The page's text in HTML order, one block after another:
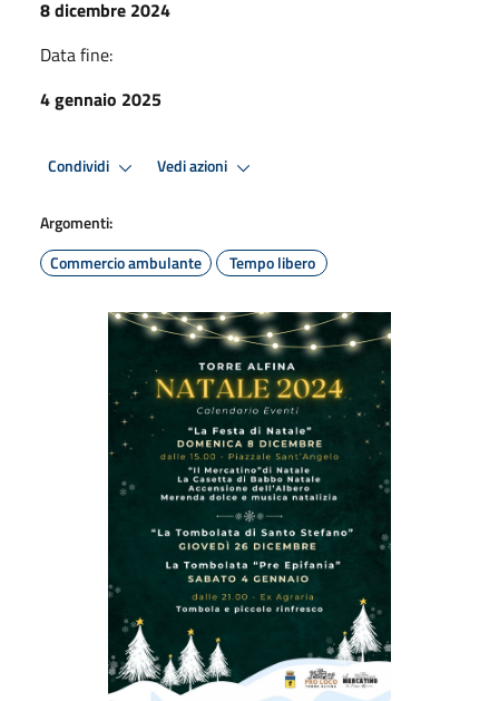
8 dicembre 2024
Data fine:
4 gennaio 2025
Condividi Vedi azioni
Argomenti:
Commercio ambulante
Tempo libero